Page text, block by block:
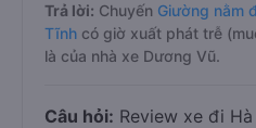
Trả lời: Chuyến Giường nằm
Tĩnh có giờ xuất phát trễ
là của nhà xe Dương Vũ.
Câu hỏi: Review xe đi